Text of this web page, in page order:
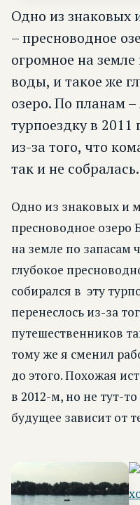
Одно из знаковых
– пресноводное
огромное на
воды, и такое же
озеро. По планам –
турпоездку в 2011
из-за того, что
так и не собралась.
Одно из знаковых и
пресноводное озеро
на земле по запасам
глубокое
собирался в эту
перенеслось из-за
путешественников
тому же я сменил
до этого. Похожая
в 2012-м, но не тут-
будущее зависит от